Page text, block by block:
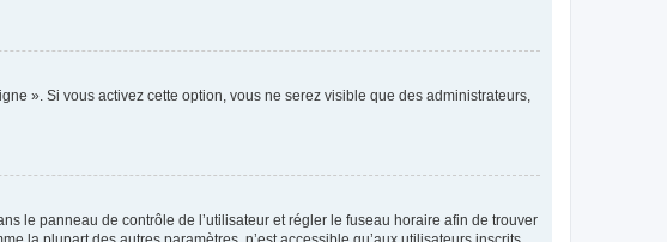
». Si vous activez cette option, vous ne serez visible que des administrateurs,
le panneau de contrôle de l’utilisateur et régler le fuseau horaire afin de trouver